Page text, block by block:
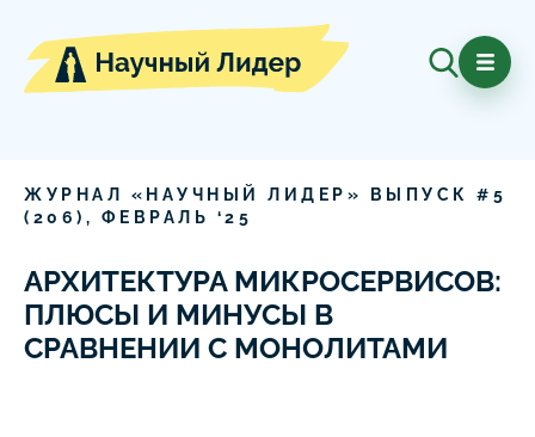
ЖУРНАЛ «НАУЧНЫЙ ЛИДЕР» ВЫПУСК # 5
( 206 ), ФЕВРАЛЬ ‘25
АРХИТЕКТУРА МИКРОСЕРВИСОВ:
ПЛЮСЫ И МИНУСЫ В
СРАВНЕНИИ С МОНОЛИТАМИ